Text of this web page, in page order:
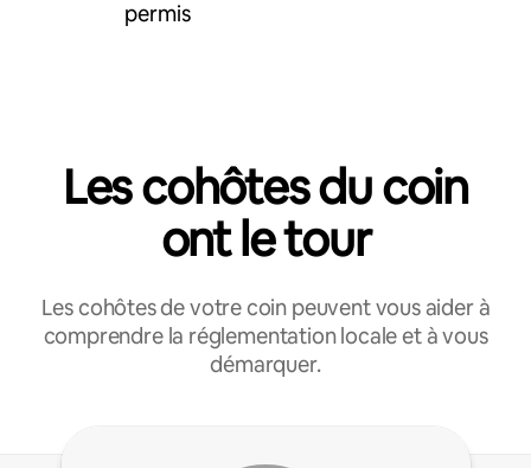
permis
Les cohôtes du coin
ont le tour
Les cohôtes de votre coin peuvent vous aider à
comprendre la réglementation locale et à vous
démarquer.